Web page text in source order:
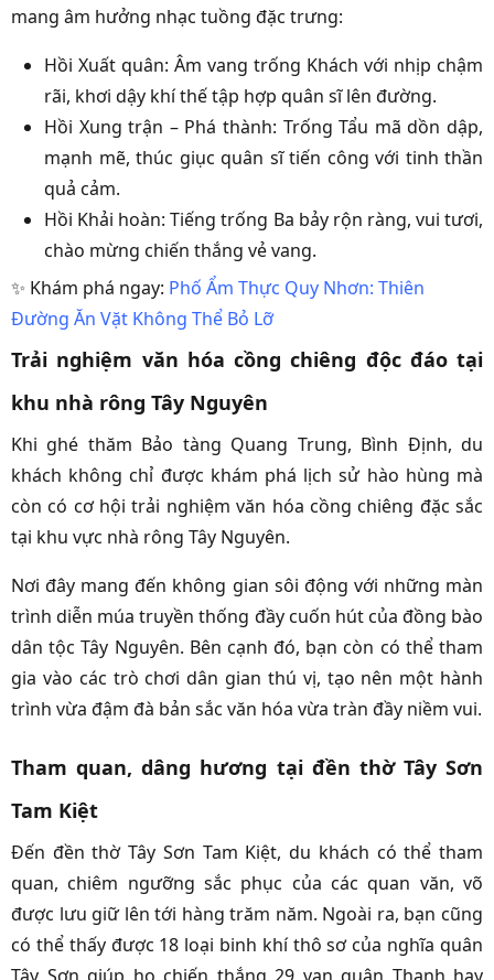
mang âm hưởng nhạc tuồng đặc trưng:
Hồi Xuất quân: Âm vang trống Khách với nhịp chậm
rãi, khơi dậy khí thế tập hợp quân sĩ lên đường.
Hồi Xung trận – Phá thành: Trống Tẩu mã dồn dập,
mạnh mẽ, thúc giục quân sĩ tiến công với tinh thần
quả cảm.
Hồi Khải hoàn: Tiếng trống Ba bảy rộn ràng, vui tươi,
chào mừng chiến thắng vẻ vang.
✨ Khám phá ngay: Phố Ẩm Thực Quy Nhơn: Thiên
Đường Ăn Vặt Không Thể Bỏ Lỡ
Trải nghiệm văn hóa cồng chiêng độc đáo tại
khu nhà rông Tây Nguyên
Khi ghé thăm Bảo tàng Quang Trung, Bình Định, du
khách không chỉ được khám phá lịch sử hào hùng mà
còn có cơ hội trải nghiệm văn hóa cồng chiêng đặc sắc
tại khu vực nhà rông Tây Nguyên.
Nơi đây mang đến không gian sôi động với những màn
trình diễn múa truyền thống đầy cuốn hút của đồng bào
dân tộc Tây Nguyên. Bên cạnh đó, bạn còn có thể tham
gia vào các trò chơi dân gian thú vị, tạo nên một hành
trình vừa đậm đà bản sắc văn hóa vừa tràn đầy niềm vui.
Tham quan, dâng hương tại đền thờ Tây Sơn
Tam Kiệt
Đến đền thờ Tây Sơn Tam Kiệt, du khách có thể tham
quan, chiêm ngưỡng sắc phục của các quan văn, võ
được lưu giữ lên tới hàng trăm năm. Ngoài ra, bạn cũng
có thể thấy được 18 loại binh khí thô sơ của nghĩa quân